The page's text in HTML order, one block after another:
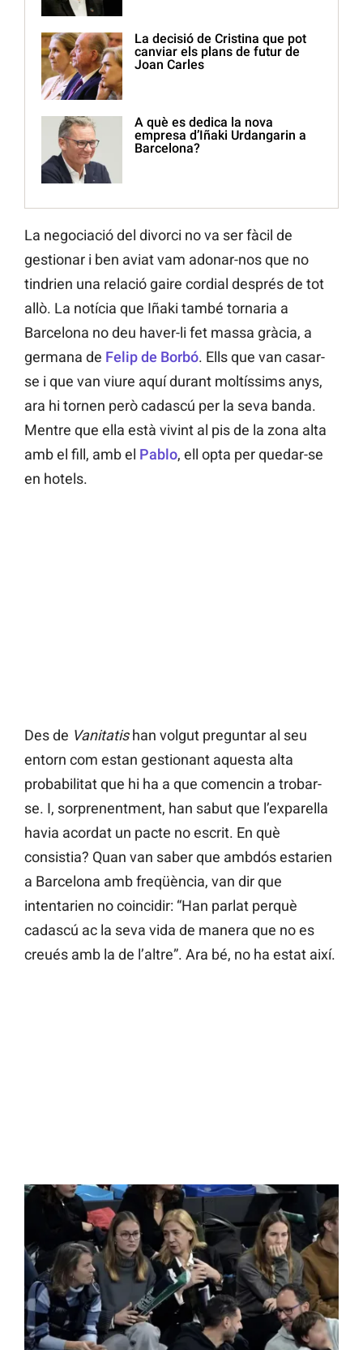
La decisió de Cristina que pot
canviar els plans de futur de
Joan Carles
A què es dedica la nova
empresa d’Iñaki Urdangarin a
Barcelona?
La negociació del divorci no va ser fàcil de
gestionar i ben aviat vam adonar-nos que no
tindrien una relació gaire cordial després de tot
allò. La notícia que Iñaki també tornaria a
Barcelona no deu haver-li fet massa gràcia, a
germana de Felip de Borbó. Ells que van casar-
se i que van viure aquí durant moltíssims anys,
ara hi tornen però cadascú per la seva banda.
Mentre que ella està vivint al pis de la zona alta
amb el fill, amb el Pablo, ell opta per quedar-se
en hotels.
Des de Vanitatishan volgut preguntar al seu
entorn com estan gestionant aquesta alta
probabilitat que hi ha a que comencin a trobar-
se. I, sorprenentment, han sabut que l’exparella
havia acordat un pacte no escrit. En què
consistia? Quan van saber que ambdós estarien
a Barcelona amb freqüència, van dir que
intentarien no coincidir: “Han parlat perquè
cadascú ac la seva vida de manera que no es
creués amb la de l’altre”. Ara bé, no ha estat així.